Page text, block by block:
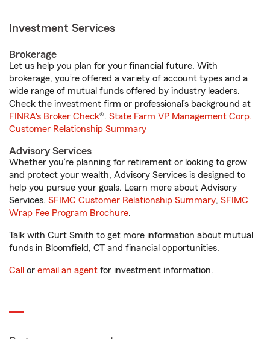
Investment Services
Brokerage
Let us help you plan for your financial future. With
brokerage, you’re offered a variety of account types and a
wide range of mutual funds offered by industry leaders.
Check the investment firm or professional’s background at
FINRA's Broker Check®. State Farm VP Management Corp.
Customer Relationship Summary
Advisory Services
Whether you’re planning for retirement or looking to grow
and protect your wealth, Advisory Services is designed to
help you pursue your goals. Learn more about Advisory
Services. SFIMC Customer Relationship Summary, SFIMC
Wrap Fee Program Brochure.
Talk with Curt Smith to get more information about mutual
funds in Bloomfield, CT and financial opportunities.
Call or email an agent for investment information.